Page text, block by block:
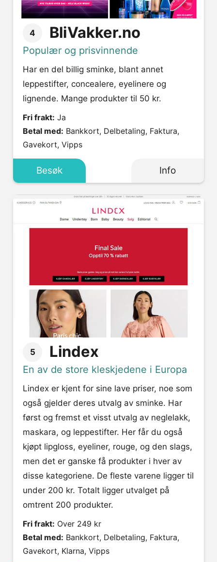
4 BliVakker.no
Populær og prisvinnende
Har en del billig sminke, blant annet
leppestifter, concealere, eyelinere og
lignende. Mange produkter til 50 kr.
Fri frakt: Ja
Betal med:
Gavekort, Vipps
Besøk Info
5 Lindex
En av de store kleskjedene i Europa
Lindex er kjent for sine lave priser, noe som
også gjelder deres utvalg av sminke. Har
først og fremst et visst utvalg av neglelakk,
maskara, og leppestifter. Her får du også
kjøpt lipgloss, eyeliner, rouge, og den slags,
men det er ganske få produkter i hver av
disse kategoriene. De fleste varene ligger til
under 200 kr. Totalt ligger utvalget på
omtrent 200 produkter.
Fri frakt: Over 249 kr
Betal med:
Gavekort, Klarna, Vipps